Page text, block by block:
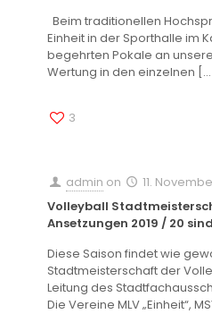
Beim traditionellen
Einheit in der Sporthalle im
begehrten Pokale an
Wertung in den einzelnen
3
admin on
11.
Volleyball
Ansetzungen 2019 / 20
Diese Saison findet wie
Stadtmeisterschaft der
Leitung des
Die Vereine MLV „Einheit“,